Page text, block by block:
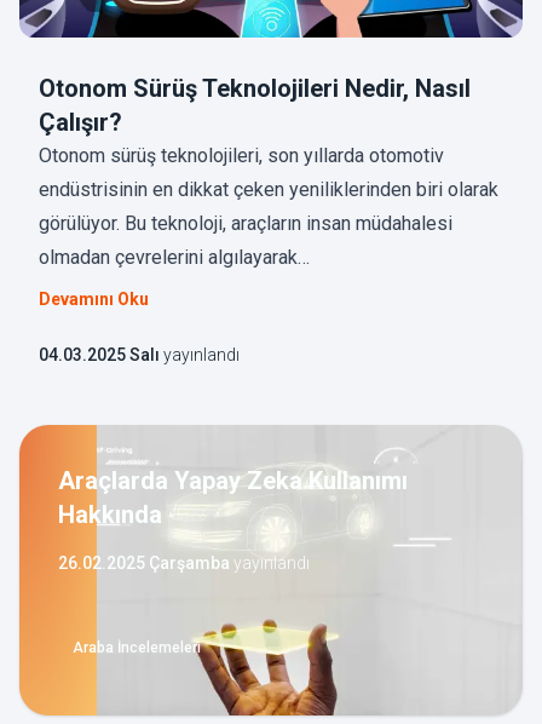
Otonom Sürüş Teknolojileri Nedir, Nasıl
Çalışır?
Otonom sürüş teknolojileri, son yıllarda otomotiv
endüstrisinin en dikkat çeken yeniliklerinden biri olarak
görülüyor. Bu teknoloji, araçların insan müdahalesi
olmadan çevrelerini algılayarak…
Devamını Oku
04.03.2025 Salı yayınlandı
Araçlarda Yapay Zeka Kullanımı
Hakkında
26.02.2025 Çarşamba yayınlandı
Araba İncelemeleri